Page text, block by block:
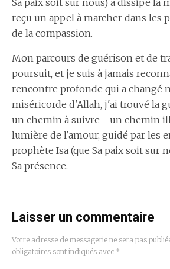
Sa paix soit sur nous) a dissipé la
reçu un appel à marcher dans les
de la compassion.
Mon parcours de guérison et de
poursuit, et je suis à jamais
rencontre profonde qui a changé
miséricorde d'Allah, j'ai trouvé la
un chemin à suivre - un chemin
lumière de l'amour, guidé par les
prophète Isa (que Sa paix soit sur
Sa présence.
Laisser un commentaire
Votre adresse de messagerie ne sera pas
obligatoires sont indiqués avec *